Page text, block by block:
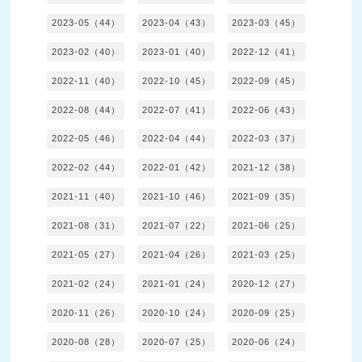
2023-05（44） 2023-04（43） 2023-03（45）
2023-02（40） 2023-01（40） 2022-12（41）
2022-11（40） 2022-10（45） 2022-09（45）
2022-08（44） 2022-07（41） 2022-06（43）
2022-05（46） 2022-04（44） 2022-03（37）
2022-02（44） 2022-01（42） 2021-12（38）
2021-11（40） 2021-10（46） 2021-09（35）
2021-08（31） 2021-07（22） 2021-06（25）
2021-05（27） 2021-04（26） 2021-03（25）
2021-02（24） 2021-01（24） 2020-12（27）
2020-11（26） 2020-10（24） 2020-09（25）
2020-08（28） 2020-07（25） 2020-06（24）